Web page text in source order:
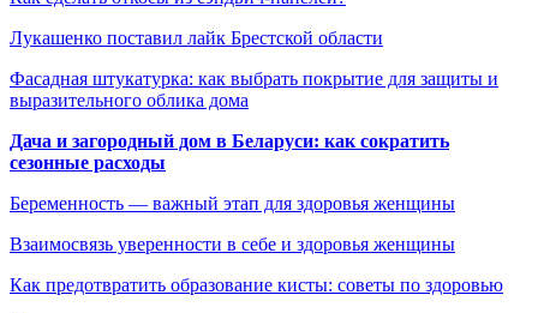
Лукашенко поставил лайк Брестской области
Фасадная штукатурка: как выбрать покрытие для защиты и
выразительного облика дома
Дача и загородный дом в Беларуси: как сократить
сезонные расходы
Беременность — важный этап для здоровья женщины
Взаимосвязь уверенности в себе и здоровья женщины
Как предотвратить образование кисты: советы по здоровью